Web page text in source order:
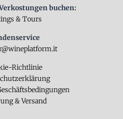
buchen:
& Tours
Richtlinie
& Versand